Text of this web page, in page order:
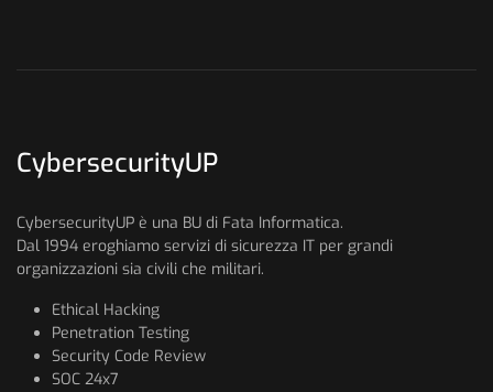
CybersecurityUP
CybersecurityUP è una BU di Fata Informatica.
Dal 1994 eroghiamo servizi di sicurezza IT per grandi
organizzazioni sia civili che militari.
Ethical Hacking
Penetration Testing
Security Code Review
SOC 24x7